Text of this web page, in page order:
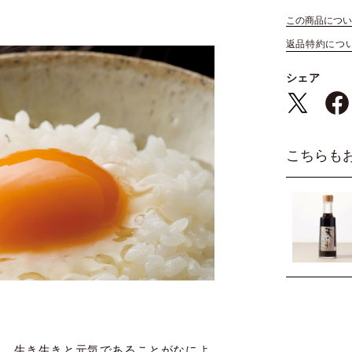
この商品につ
返品特約につ
シェア
こちらも